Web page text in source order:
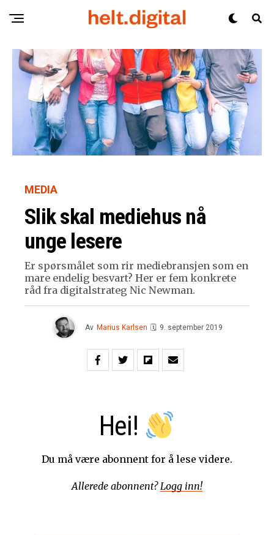
MEDIA
Slik skal mediehus nå
unge lesere
Er spørsmålet som rir mediebransjen som en
mare endelig besvart? Her er fem konkrete
råd fra digitalstrateg Nic Newman.
Av Marius Karlsen 🗓 9. september 2019
Hei!
Du må være abonnent for å lese videre.
Allerede abonnent?Logg inn!